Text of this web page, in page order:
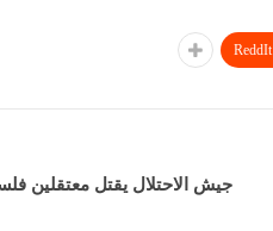
ReddIt
جيش الاحتلال يقتل معتقلين